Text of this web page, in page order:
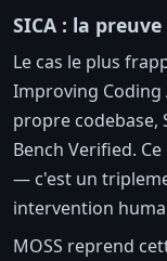
SICA : la
Le cas le plus
Improving Coding
propre codebase,
Bench Verified.
— c'est un
intervention
MOSS reprend